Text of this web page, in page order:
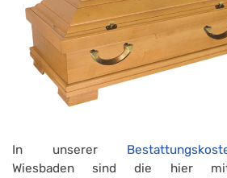
In unserer
Wiesbaden sind die hier